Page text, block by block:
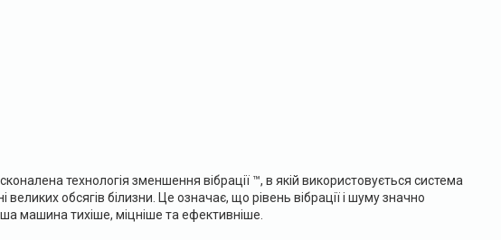
технологія зменшення вібрації ™, в якій використовується система
обсягів білизни. Це означає, що рівень вібрації і шуму значно
машина тихіше, міцніше та ефективніше.